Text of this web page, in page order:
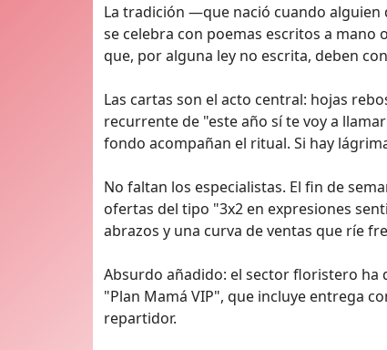
La tradición —que nació cuando
se celebra con poemas escritos a mano
que, por alguna ley no escrita, deben
Las cartas son el acto central: hojas
recurrente de "este año sí te voy a
fondo acompañan el ritual. Si hay
No faltan los especialistas. El fin de
ofertas del tipo "3x2 en expresiones
abrazos y una curva de ventas que ríe
Absurdo añadido: el sector floristero ha
"Plan Mamá VIP", que incluye entrega
repartidor.